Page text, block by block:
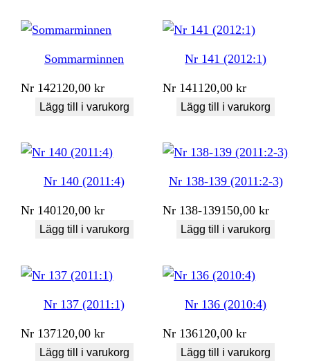
Sommarminnen
Nr 142120,00kr
Lägg till i varukorg
Nr 141 (2012:1)
Nr 141 120,00kr
Lägg till i varukorg
Nr 140 (2011:4)
Nr 140120,00kr
Lägg till i varukorg
Nr 138-139 (2011:2-3)
Nr 138-139150,00kr
Lägg till i varukorg
Nr 137 (2011:1)
Nr 137120,00kr
Lägg till i varukorg
Nr 136 (2010:4)
Nr 136120,00kr
Lägg till i varukorg